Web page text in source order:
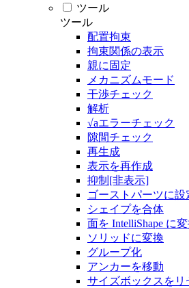
ツール
ツール
配置拘束
拘束関係の表示
親に固定
メカニズムモード
干渉チェック
解析
√aエラーチェック
隙間チェック
再生成
表示を再作成
抑制[非表示]
ゴーストパーツに設
シェイプを合体
面を IntelliShape に
ソリッドに変換
グループ化
アンカーを移動
サイズボックスをリ